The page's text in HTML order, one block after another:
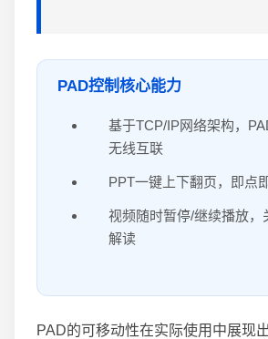
PAD控制核心能力
基于TCP/IP网络架构，
无线互联
PPT一键上下翻页，即点
视频随时暂停/继续播放，
解读
PAD的可移动性在实际使用中展现